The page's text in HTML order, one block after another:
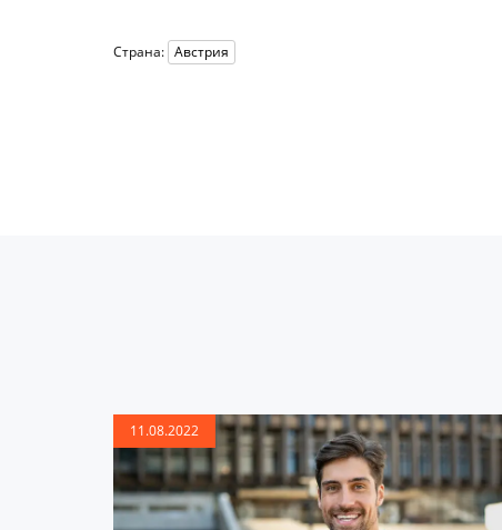
Страна: Австрия
11.08.2022